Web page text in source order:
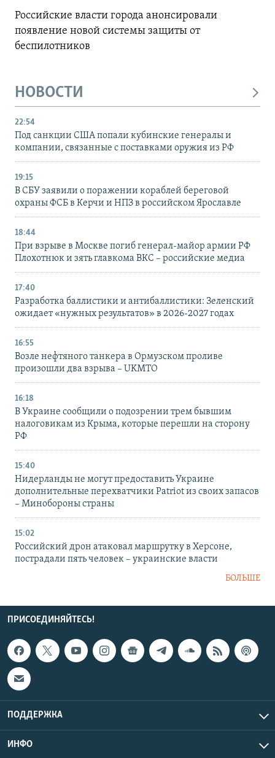
Российские власти города анонсировали
появление новой системы защиты от
беспилотников
НОВОСТИ
22:54
Под санкции США попали кубинские генералы и
компании, связанные с поставками оружия из РФ
19:15
В СБУ заявили о поражении кораблей береговой
охраны ФСБ в Керчи и НПЗ в российском Ярославле
18:44
При взрыве в Москве погиб генерал-майор армии РФ
Плохотнюк и зять главкома ВКС – российские медиа
17:40
Разработка баллистики и антибаллистики: Зеленский
ожидает «нужных результатов» в 2026-2027 годах
16:55
Возле нефтяного танкера в Ормузском проливе
произошли два взрыва – UKMTO
16:18
В Украине сообщили о подозрении трем бывшим
налоговикам из Крыма, которые перешли на сторону
РФ
15:40
Нидерланды не могут предоставить Украине
дополнительные перехватчики Patriot из своих запасов
– Минобороны страны
15:02
Российский дрон атаковал маршрутку в Херсоне,
пострадали пять человек – украинские власти
БОЛЬШЕ
ПРИСОЕДИНЯЙТЕСЬ!
ПОДДЕРЖКА
ИНФО